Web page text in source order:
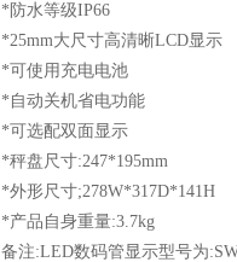
*防水等级IP66
*25mm大尺寸高清晰LCD显示
*可使用充电电池
*自动关机省电功能
*可选配双面显示
*秤盘尺寸:247*195mm
*外形尺寸;278W*317D*141H
*产品自身重量:3.7kg
备注:LED数码管显示型号为